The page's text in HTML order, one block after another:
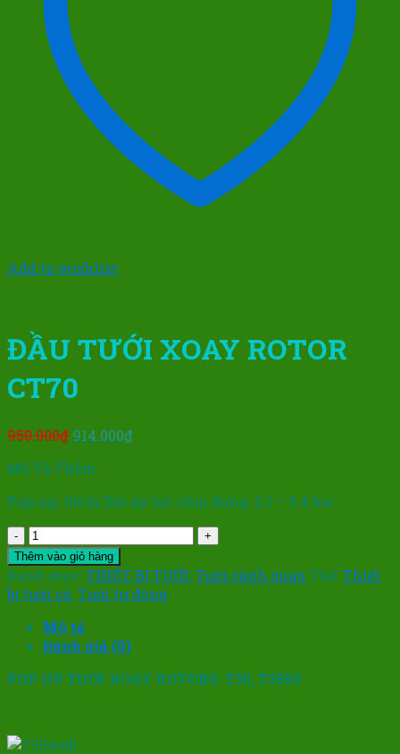
Add to wishlist
ĐẦU TƯỚI XOAY ROTOR
CT70
950.000₫ Giá
là:
914.000₫
914.000₫.
Mô Tả Thêm
Pop-up: 10cm Dải áp lực chịu đựng: 2.1 – 3.4 bar
ĐẦU
TƯỚI
XOAY
ROTOR
số
lượng
Thêm vào giỏ hàng
Danh mục:THIẾT BỊ TƯỚI,Tưới cảnh quan Thẻ:Thiết
bị tưới cỏ,Tưới tự động
Mô tả
Đánh giá (0)
POP UP TƯỚI XOAY ROTORS: T35, T35SS